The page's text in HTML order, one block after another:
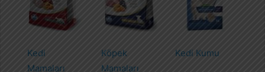
Kedi
Mamaları
Köpek
Mamaları
Kedi Kumu